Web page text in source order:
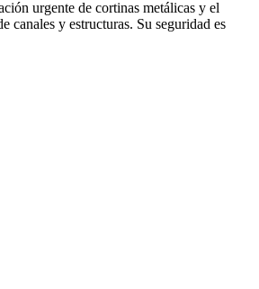
urgente de cortinas metálicas y el
canales y estructuras. Su seguridad es